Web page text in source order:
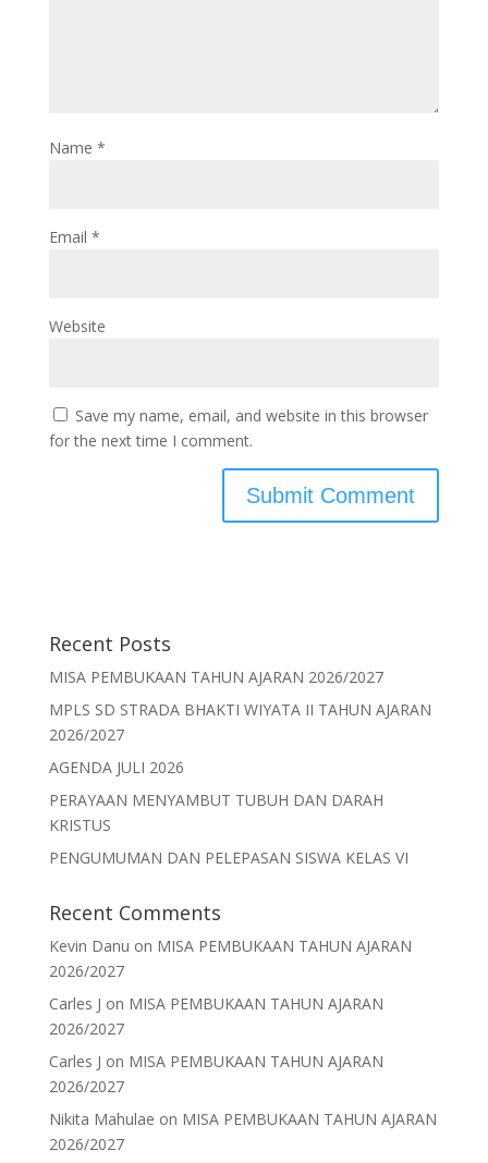
Name *
Email *
Website
Save my name, email, and website in this browser
for the next time I comment.
Recent Posts
MISA PEMBUKAAN TAHUN AJARAN 2026/2027
MPLS SD STRADA BHAKTI WIYATA II TAHUN AJARAN
2026/2027
AGENDA JULI 2026
PERAYAAN MENYAMBUT TUBUH DAN DARAH
KRISTUS
PENGUMUMAN DAN PELEPASAN SISWA KELAS VI
Recent Comments
Kevin Danu on MISA PEMBUKAAN TAHUN AJARAN
2026/2027
Carles J on MISA PEMBUKAAN TAHUN AJARAN
2026/2027
Carles J on MISA PEMBUKAAN TAHUN AJARAN
2026/2027
Nikita Mahulae on MISA PEMBUKAAN TAHUN AJARAN
2026/2027